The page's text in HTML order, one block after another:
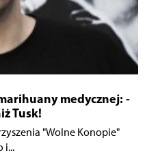
medycznej: -
Tusk!
"Wolne Konopie"
i...